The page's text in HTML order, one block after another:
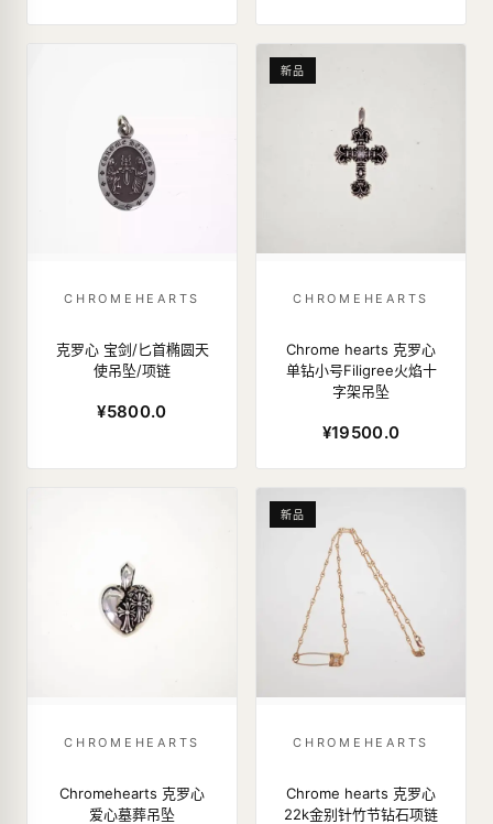
CHROMEHEARTS
克罗心 宝剑/匕首椭圆天
使吊坠/项链
¥5800.0
新品
CHROMEHEARTS
Chrome hearts 克罗心
单钻小号Filigree火焰十
字架吊坠
¥19500.0
CHROMEHEARTS
Chromehearts 克罗心
爱心墓葬吊坠
新品
CHROMEHEARTS
Chrome hearts 克罗心
22k金别针竹节钻石项链